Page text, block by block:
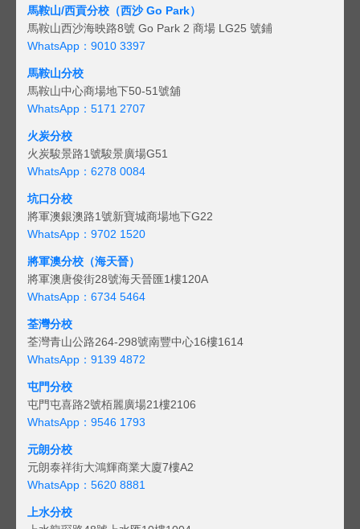
馬鞍山/西貢分校（西沙 Go Park）
馬鞍山西沙海映路8號 Go Park 2 商場 LG25 號鋪
WhatsApp：9010 3397
馬鞍山分校
馬鞍山中心商場地下50-51號舖
WhatsApp：5171 2707
火炭分校
火炭駿景路1號駿景廣場G51
WhatsApp：6278 0084
坑口分校
將軍澳銀澳路1號新寶城商場地下G22
WhatsApp：9702 1520
將軍澳分校（海天晉）
將軍澳唐俊街28號海天晉匯1樓120A
WhatsApp：6734 5464
荃灣分校
荃灣青山公路264-298號南豐中心16樓1614
WhatsApp：9139 4872
屯門分校
屯門屯喜路2號栢麗廣場21樓2106
WhatsApp：9546 1793
元朗分校
元朗泰祥街大鴻輝商業大廈7樓A2
WhatsApp：5620 8881
上水分校